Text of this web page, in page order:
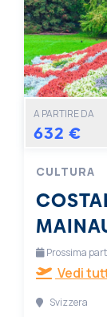
A PARTIRE DA
632 €
CULTURA
Prossima
Vedi
Svizzera